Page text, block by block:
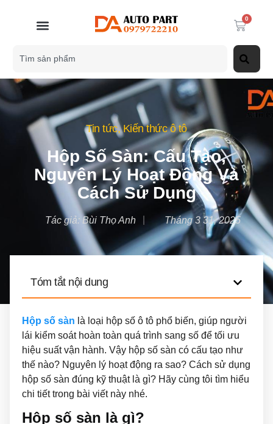
0
Tin tức,Kiến thức ô tô
Hộp Số Sàn: Cấu Tạo,
Nguyên Lý Hoạt Động Và
Cách Sử Dụng
Tác giả:Bùi Thọ Anh Tháng 3 31, 2025
Tóm tắt nội dung
Hộp số sàn là loại hộp số ô tô phổ biến, giúp người
lái kiểm soát hoàn toàn quá trình sang số để tối ưu
hiệu suất vận hành. Vậy hộp số sàn có cấu tạo như
thế nào? Nguyên lý hoạt động ra sao? Cách sử dụng
hộp số sàn đúng kỹ thuật là gì? Hãy cùng tôi tìm hiểu
chi tiết trong bài viết này nhé.
Hộp số sàn là gì?